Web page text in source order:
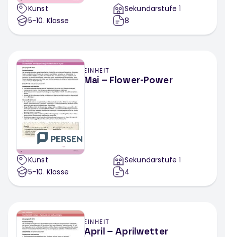
Kunst
5-10. Klasse
Sekundarstufe 1
8
EINHEIT
Mai – Flower-Power
Kunst
5-10. Klasse
Sekundarstufe 1
4
EINHEIT
April – Aprilwetter